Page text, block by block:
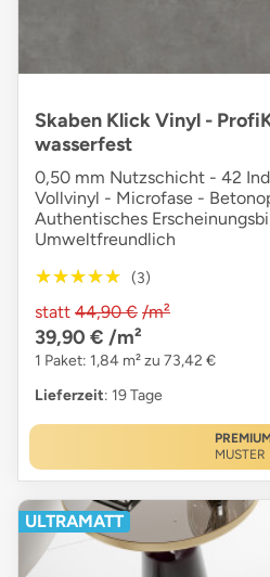
Skaben Klick Vinyl -
wasserfest
0,50 mm Nutzschicht - 42
Vollvinyl - Microfase -
Authentisches
Umweltfreundlich
★★★★★
★★★★★ (3)
statt 44,90 € /m²
39,90 € /m²
1 Paket: 1,84 m² zu 73,42 €
Lieferzeit: 19 Tage
MUSTER
ULTRAMATT